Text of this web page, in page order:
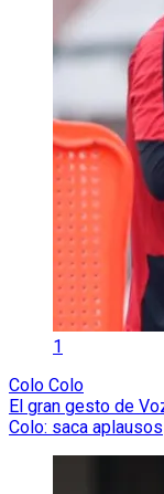
1
Colo Colo
El gran gesto de
Colo: saca aplausos